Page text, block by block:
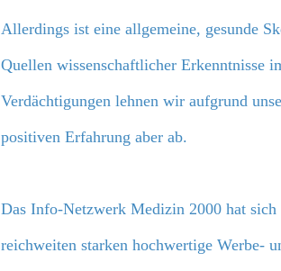
Allerdings ist eine allgemeine, gesunde
Quellen wissenschaftlicher Erkenntnisse
Verdächtigungen lehnen wir aufgrund
positiven Erfahrung aber ab.
Das Info-Netzwerk Medizin 2000 hat
reichweiten starken hochwertige Werbe-